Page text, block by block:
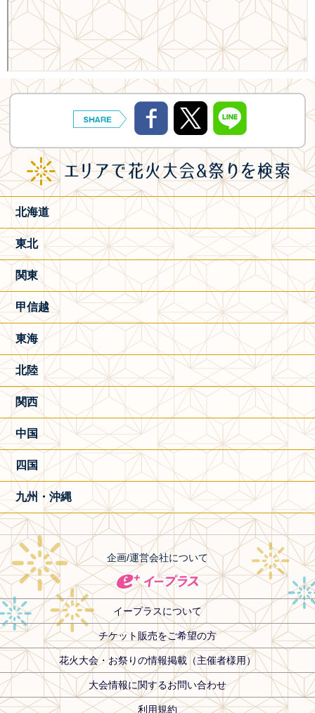
北海道
東北
関東
甲信越
東海
北陸
関西
中国
四国
九州・沖縄
企画/運営会社について
イープラスについて
チケット販売をご希望の方
花火大会・お祭りの情報掲載（主催者様用）
大会情報に関するお問い合わせ
利用規約